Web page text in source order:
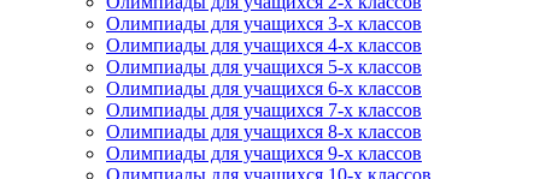
Олимпиады для учащихся 3-х классов
Олимпиады для учащихся 4-х классов
Олимпиады для учащихся 5-х классов
Олимпиады для учащихся 6-х классов
Олимпиады для учащихся 7-х классов
Олимпиады для учащихся 8-х классов
Олимпиады для учащихся 9-х классов
Олимпиады для учащихся 10-х классов